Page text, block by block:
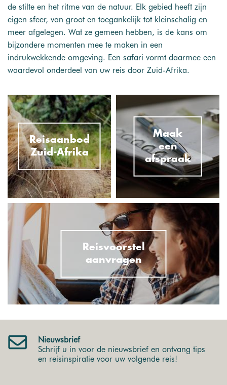
de stilte en het ritme van de natuur. Elk gebied heeft zijn
eigen sfeer, van groot en toegankelijk tot kleinschalig en
meer afgelegen. Wat ze gemeen hebben, is de kans om
bijzondere momenten mee te maken in een
indrukwekkende omgeving. Een safari vormt daarmee een
waardevol onderdeel van uw reis door Zuid-Afrika.
Reisaanbod
Zuid-Afrika
Maak
een
afspraak
Reisvoorstel
aanvragen
Nieuwsbrief
Schrijf u in voor de nieuwsbrief en ontvang tips
en reisinspiratie voor uw volgende reis!